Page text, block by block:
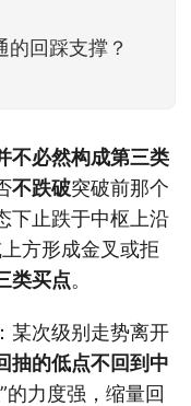
回踩支撑？
不必然构成第三类
不跌破突破前那个
下止跌于中枢上沿
方形成金叉或拒
类买点。
某次级别走势离开
抽的低点不回到中
的力度强，缩量回